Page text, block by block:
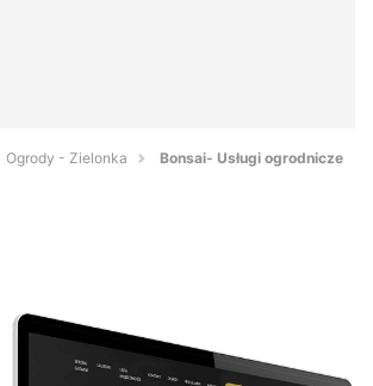
Ogrody - Zielonka Bonsai- Usługi ogrodnicze